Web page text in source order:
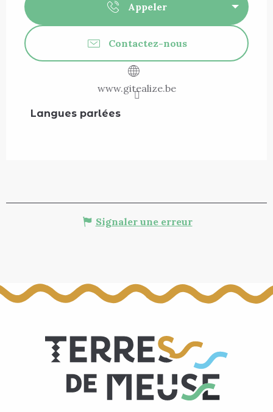
Appeler
Contactez-nous
www.gitealize.be
Langues parlées
Langues parlées
Signaler une erreur